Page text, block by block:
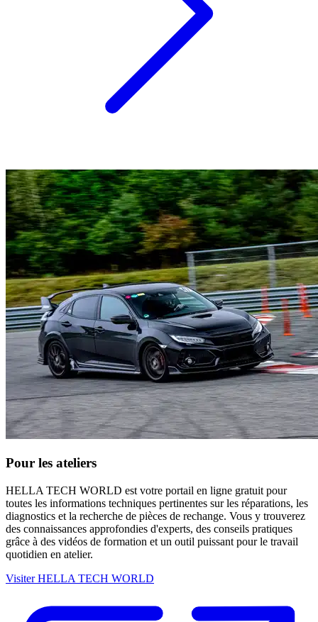
Pour les ateliers
HELLA TECH WORLD est votre portail en ligne gratuit pour
toutes les informations techniques pertinentes sur les réparations, les
diagnostics et la recherche de pièces de rechange. Vous y trouverez
des connaissances approfondies d'experts, des conseils pratiques
grâce à des vidéos de formation et un outil puissant pour le travail
quotidien en atelier.
Visiter HELLA TECH WORLD